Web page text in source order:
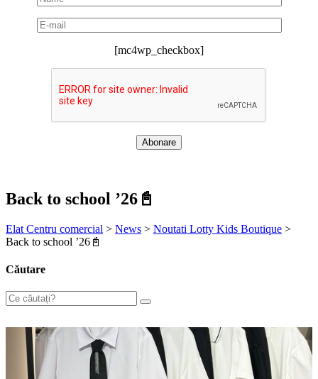
[mc4wp_checkbox]
Back to school ’26📓
Elat Centru comercial > News > Noutati Lotty Kids Boutique >
Back to school ’26📓
Căutare